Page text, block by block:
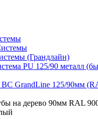
(Грандлайн)
PU 125/90 металл
ВС GrandLine 125/90мм
на дерево 90мм RAL